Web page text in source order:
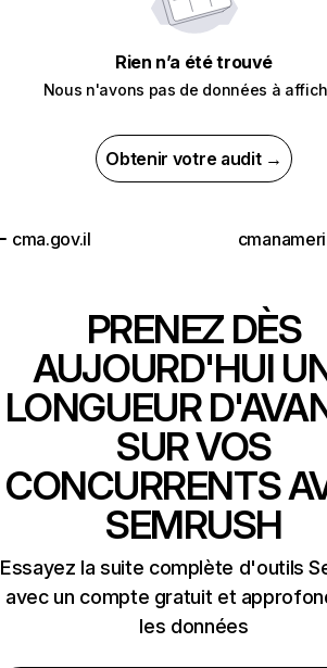
Rien n’a été trouvé
Nous n'avons pas de données à
Obtenir votre audit →
cma.gov.il
PRENEZ DÈS
AUJOURD'HUI
LONGUEUR
SUR VOS
CONCURRENTS
SEMRUSH
Essayez la suite complète d'outils
avec un compte gratuit et
les données